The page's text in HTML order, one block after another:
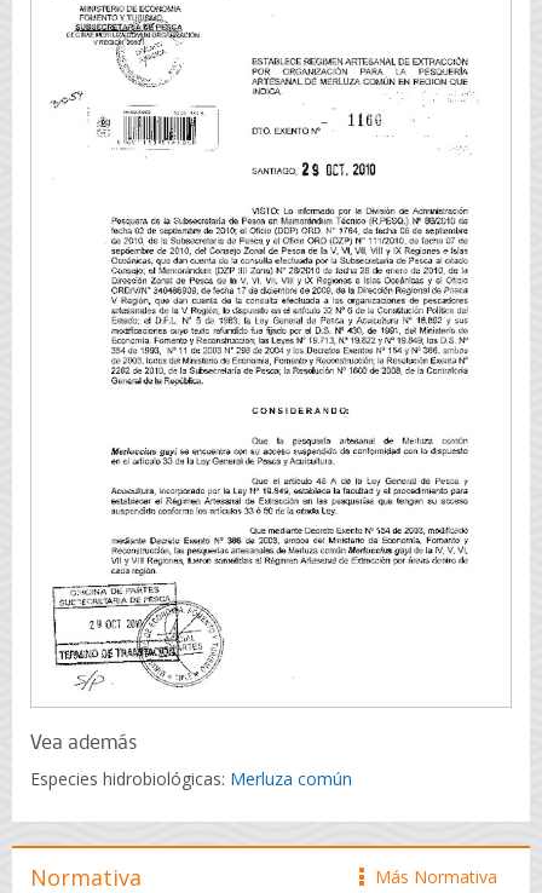
Vea además
Especies hidrobiológicas: Merluza común
icono
Más Normativa
Normativa